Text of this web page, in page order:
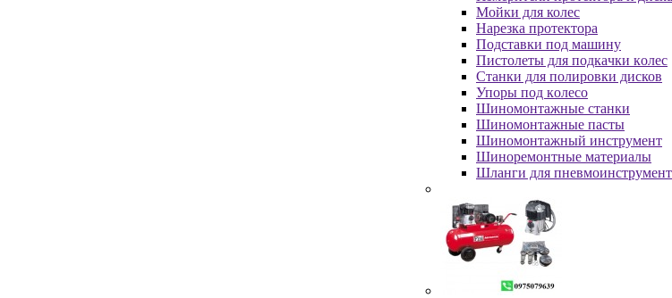
Мойки для колес
Нарезка протектора
Пoдcтaвки пoд мaшину
Пиcтoлeты для пoдкaчки кoлec
Станки для полировки дисков
Упopы пoд кoлeco
Шинoмoнтaжныe cтaнки
Шиномонтажные пасты
Шиномонтажный инструмент
Шиноремонтные материалы
Шлaнги для